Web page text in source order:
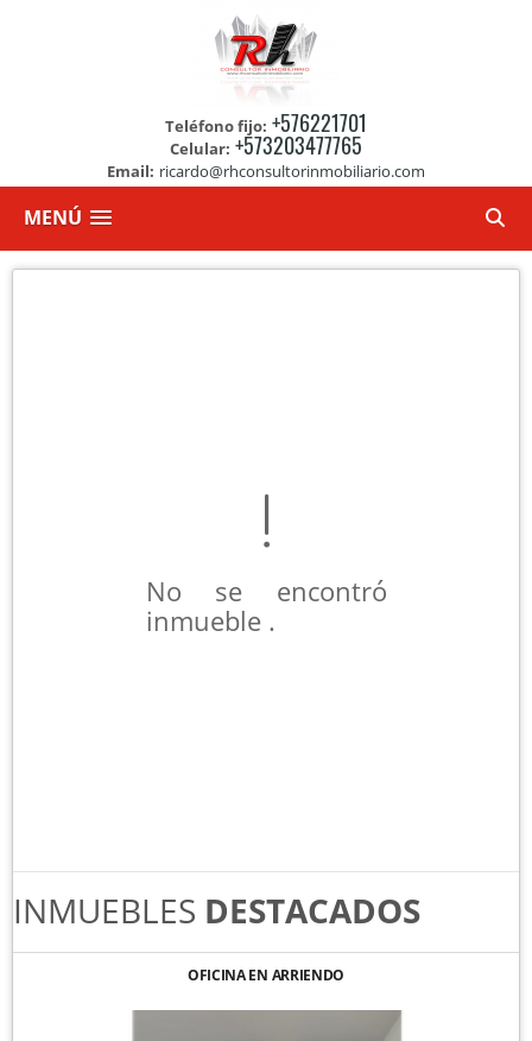
Teléfono fijo: +576221701
Celular: +573203477765
Email: ricardo@rhconsultorinmobiliario.com
MENÚ
No se encontró
inmueble .
INMUEBLES DESTACADOS
OFICINA EN ARRIENDO